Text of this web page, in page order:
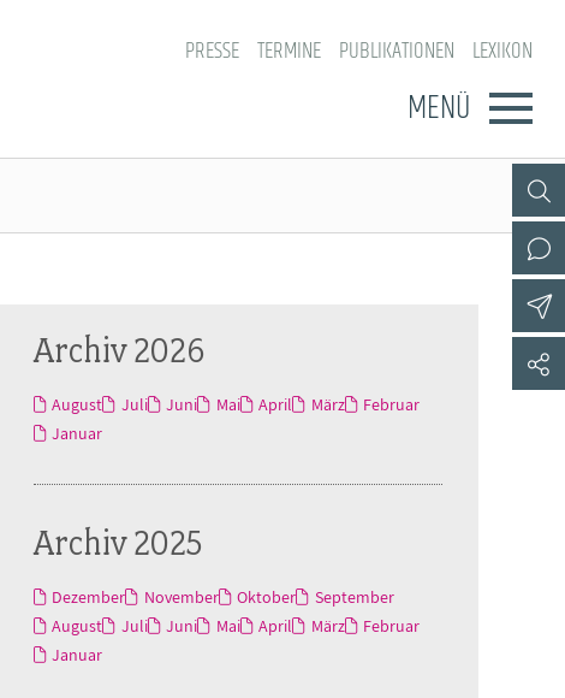
PRESSE TERMINE PUBLIKATIONEN LEXIKON
MENÜ
Archiv 2026
August Juli Juni Mai April März
Februar
Januar
Archiv 2025
Dezember November Oktober
September
August
Juli Juni Mai April März
Februar
Januar